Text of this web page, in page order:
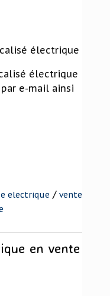
électrique
électrique
e-mail ainsi
electrique / vente
en vente